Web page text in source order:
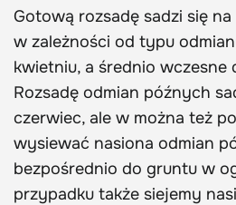
Gotową rozsadę sadzi się
w zależności od typu
kwietniu, a średnio wczesne
Rozsadę odmian późnych
czerwiec, ale w można też
wysiewać nasiona odmian
bezpośrednio do gruntu w
przypadku także siejemy